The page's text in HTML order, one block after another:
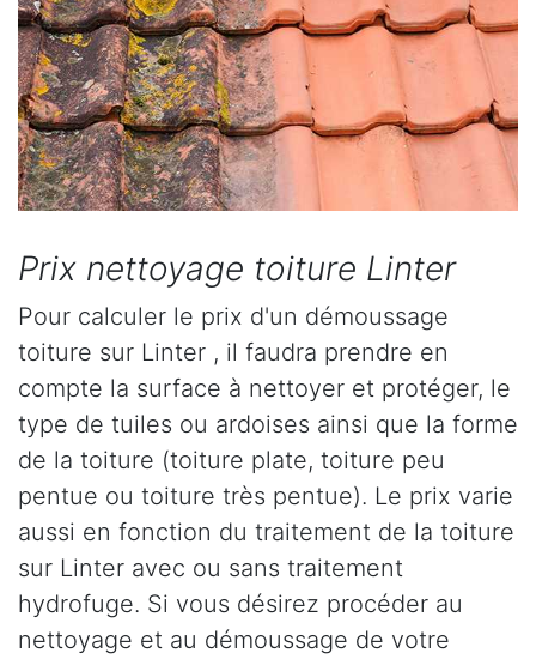
Prix nettoyage toiture Linter
Pour calculer le prix d'un démoussage
toiture sur Linter , il faudra prendre en
compte la surface à nettoyer et protéger, le
type de tuiles ou ardoises ainsi que la forme
de la toiture (toiture plate, toiture peu
pentue ou toiture très pentue). Le prix varie
aussi en fonction du traitement de la toiture
sur Linter avec ou sans traitement
hydrofuge. Si vous désirez procéder au
nettoyage et au démoussage de votre